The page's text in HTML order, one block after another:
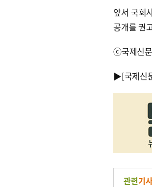
앞서 국회
공개를 권
ⓒ국제신
▶[국제신
관련기